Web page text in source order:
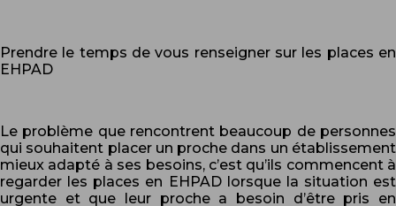
Prendre le temps de vous renseigner sur les places en
EHPAD
Le problème que rencontrent beaucoup de personnes
qui souhaitent placer un proche dans un établissement
mieux adapté à ses besoins, c’est qu’ils commencent à
regarder les places en EHPAD lorsque la situation est
urgente et que leur proche a besoin d’être pris en